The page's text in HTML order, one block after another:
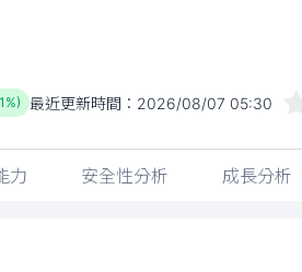
最近更新時間： 2026/08/07 05:30
力 安全性分析 成長分析